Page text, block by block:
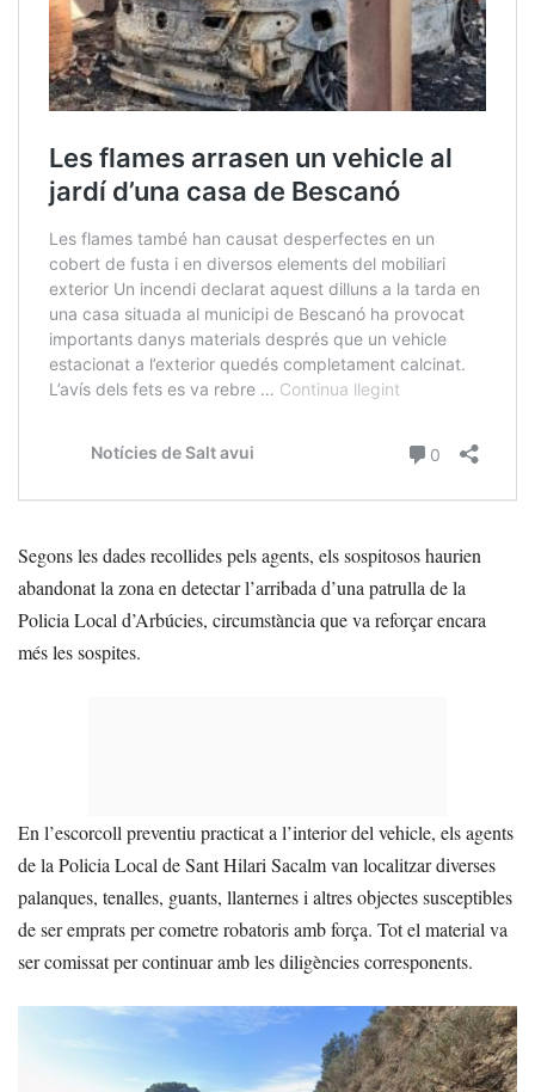
Segons les dades recollides pels agents, els sospitosos haurien
abandonat la zona en detectar l’arribada d’una patrulla de la
Policia Local d’Arbúcies, circumstància que va reforçar encara
més les sospites.
En l’escorcoll preventiu practicat a l’interior del vehicle, els agents
de la Policia Local de Sant Hilari Sacalm van localitzar diverses
palanques, tenalles, guants, llanternes i altres objectes susceptibles
de ser emprats per cometre robatoris amb força. Tot el material va
ser comissat per continuar amb les diligències corresponents.